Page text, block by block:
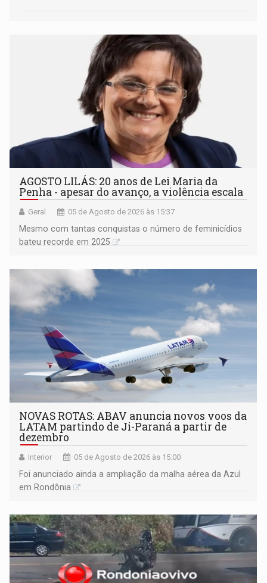
AGOSTO LILÁS: 20 anos de Lei Maria da
Penha - apesar do avanço, a violência escala
Geral 05 de Agosto de 2026 às 15:37
Mesmo com tantas conquistas o número de feminicídios
bateu recorde em 2025
NOVAS ROTAS: ABAV anuncia novos voos da
LATAM partindo de Ji-Paraná a partir de
dezembro
Interior 05 de Agosto de 2026 às 15:00
Foi anunciado ainda a ampliação da malha aérea da Azul
em Rondônia